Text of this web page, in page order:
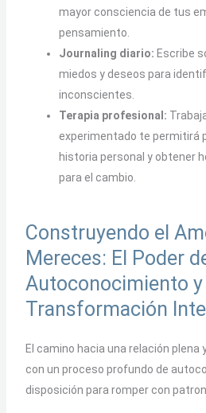
mayor consciencia de tus
pensamiento.
Journaling diario: Escribe
miedos y deseos para
inconscientes.
Terapia profesional:
experimentado te permitirá
historia personal y obtener
para el cambio.
Construyendo el
Mereces: El Poder
Autoconocimiento y
Transformación
El camino hacia una relación
con un proceso profundo de
disposición para romper con